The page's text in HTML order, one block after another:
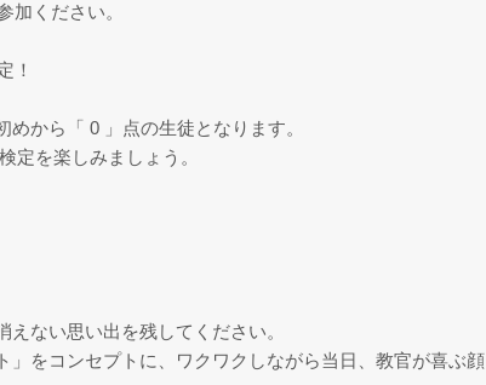
加ください。
！
から「 0 」点の生徒となります。
定を楽しみましょう。
ない思い出を残してください。
をコンセプトに、ワクワクしながら当日、教官が喜ぶ顔